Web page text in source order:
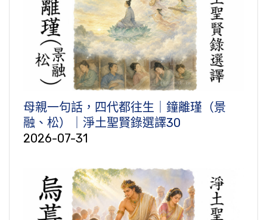
母親一句話，四代都往生｜鐘離瑾（景
融、松）｜淨土聖賢錄選譯30
2026-07-31